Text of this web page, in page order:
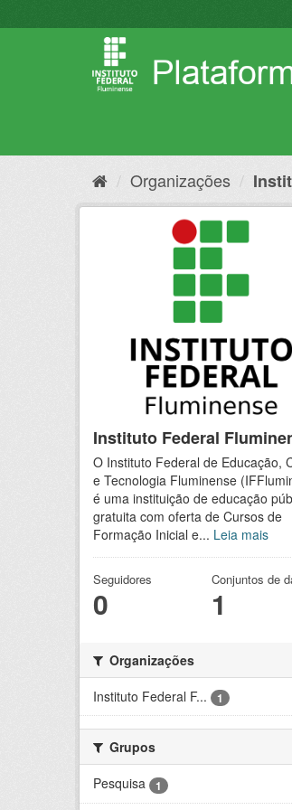
para
Organizações
Instituto Federal
O Instituto Federal de Educação,
e Tecnologia Fluminense
é uma instituição de educação
gratuita com oferta de Cursos de
Formação Inicial e... Leia mais
Seguidores
0
Conjuntos de
1
Organizações
Instituto Federal F...
1
Grupos
Pesquisa
1